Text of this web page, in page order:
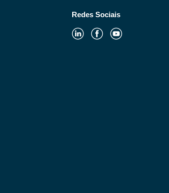
Redes Sociais